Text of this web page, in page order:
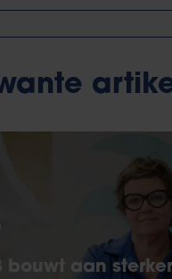
bouwt aan